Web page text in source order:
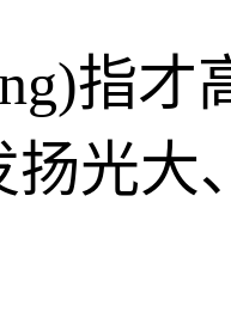
指
光大